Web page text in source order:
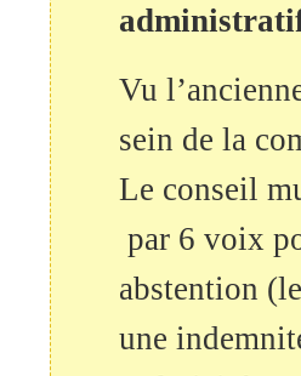
Vu
sein de la
Le conseil
par 6 voix
abstention
une